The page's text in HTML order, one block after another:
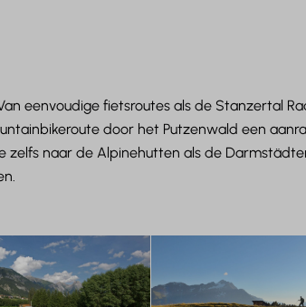
eenvoudige fietsroutes als de Stanzertal
door het Putzenwald een
zelfs naar de Alpinehutten als de